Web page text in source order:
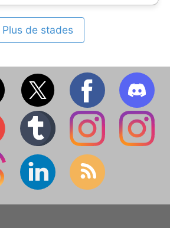
Plus de stades